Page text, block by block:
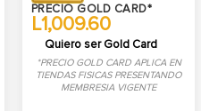
PRECIO GOLD CARD*
L1,009.60
Quiero ser Gold Card
*PRECIO GOLD CARD APLICA EN
TIENDAS FISICAS PRESENTANDO
MEMBRESIA VIGENTE